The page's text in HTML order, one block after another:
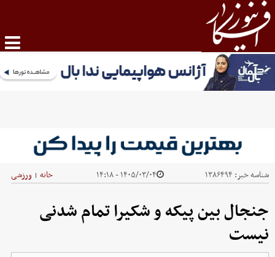
شناسه خبر: ۱۳۸۶۴۹۴ ۱۴۰۵/۰۳/۰۴ - ۱۴:۱۸ خانه | ورزشی
جنجال بین پیکه و شکیرا تمام شدنی
نیست